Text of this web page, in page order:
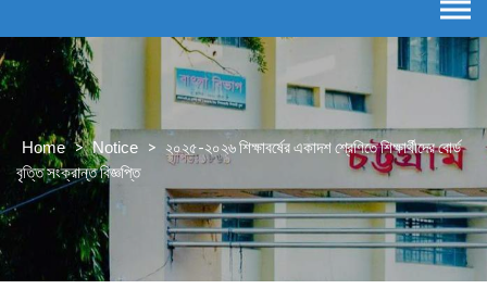
Home > Notice > ২০২৫-২০২৬ শিক্ষাবর্ষের একাদশ শ্রেণিতে শিক্ষার্থীদের বোর্ড
বৃত্তি সংক্রান্ত বিজ্ঞপ্তি